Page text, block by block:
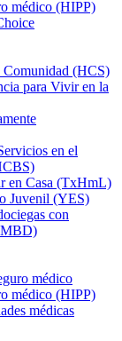
médico (HIPP)
Comunidad (HCS)
para Vivir en la
en el
en Casa (TxHmL)
Juvenil (YES)
con
médico
médico (HIPP)
médicas